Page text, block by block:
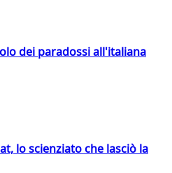
dei paradossi all'italiana
lo scienziato che lasciò la